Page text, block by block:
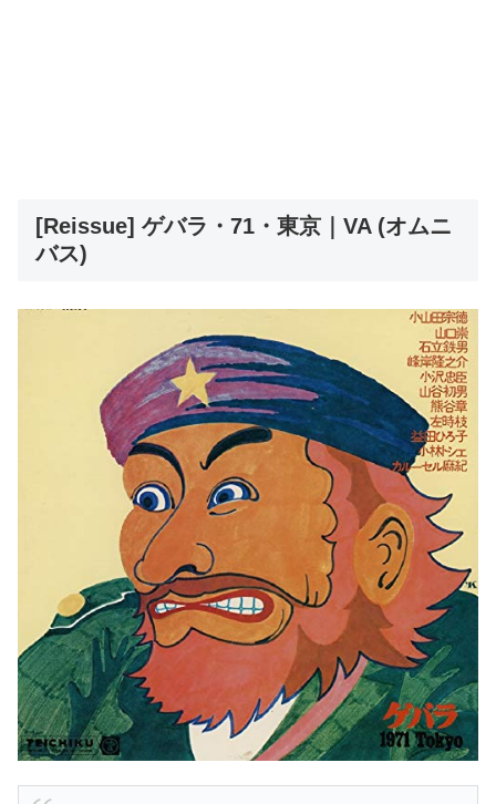
[Reissue] ゲバラ・71・東京｜VA (オムニ
バス)